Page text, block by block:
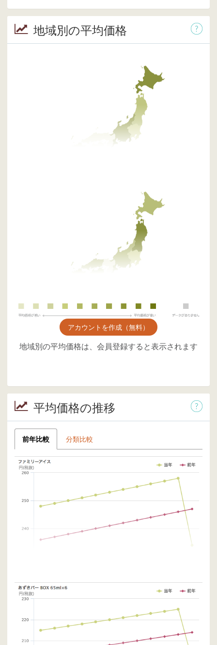
地域別の平均価格
アカウントを作成（無料）
地域別の平均価格は、会員登録すると表示されます
平均価格の推移
前年比較 分類比較